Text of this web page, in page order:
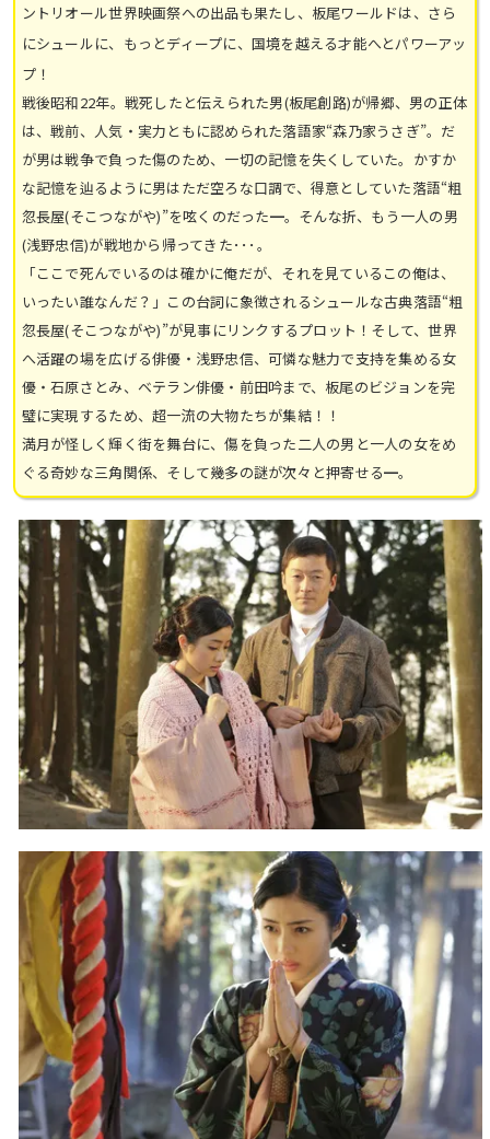
ントリオール世界映画祭への出品も果たし、板尾ワールドは、さら
にシュールに、もっとディープに、国境を越える才能へとパワーアッ
プ！
戦後昭和22年。戦死したと伝えられた男(板尾創路)が帰郷、男の正体
は、戦前、人気・実力ともに認められた落語家“森乃家うさぎ”。だ
が男は戦争で負った傷のため、一切の記憶を失くしていた。かすか
な記憶を辿るように男はただ空ろな口調で、得意としていた落語“粗
忽長屋(そこつながや)”を呟くのだった━。そんな折、もう一人の男
(浅野忠信)が戦地から帰ってきた･･･。
「ここで死んでいるのは確かに俺だが、それを見ているこの俺は、
いったい誰なんだ？」この台詞に象徴されるシュールな古典落語“粗
忽長屋(そこつながや)”が見事にリンクするプロット！そして、世界
へ活躍の場を広げる俳優・浅野忠信、可憐な魅力で支持を集める女
優・石原さとみ、ベテラン俳優・前田吟まで、板尾のビジョンを完
璧に実現するため、超一流の大物たちが集結！！
満月が怪しく輝く街を舞台に、傷を負った二人の男と一人の女をめ
ぐる奇妙な三角関係、そして幾多の謎が次々と押寄せる━。